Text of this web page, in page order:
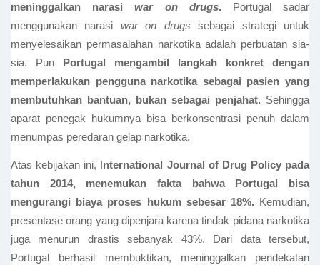
meninggalkan narasiwar on drugs. Portugal sadar
menggunakan narasi war on drugs sebagai strategi untuk
menyelesaikan permasalahan narkotika adalah perbuatan sia-
sia. Pun Portugal mengambil langkah konkret dengan
memperlakukan pengguna narkotika sebagai pasien yang
membutuhkan bantuan, bukan sebagai penjahat. Sehingga
aparat penegak hukumnya bisa berkonsentrasi penuh dalam
menumpas peredaran gelap narkotika.
Atas kebijakan ini, International Journal of Drug Policy pada
tahun 2014, menemukan fakta bahwa Portugal bisa
mengurangi biaya proses hukum sebesar 18%. Kemudian,
presentase orang yang dipenjara karena tindak pidana narkotika
juga menurun drastis sebanyak 43%. Dari data tersebut,
Portugal berhasil membuktikan, meninggalkan pendekatan